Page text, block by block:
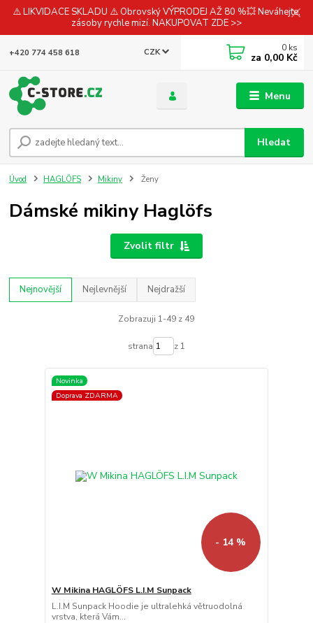
⚠️ LIKVIDACE SKLADU ⚠️ Obrovský VÝPRODEJ AŽ 80 %💥 Neváhejte,
zásoby rychle mizí. NAKUPOVAT ZDE >>
Menu
CZK
Hledat
+420 774 458 618 0 ks
za 0,00 Kč
Úvod HAGLÖFS Mikiny Ženy
Dámské mikiny Haglöfs
Zvolit filtr
Nejnovější Nejlevnější Nejdražší
Zobrazuji 1-49 z 49
strana z 1
Novinka
Doprava ZDARMA
- 14 %
W Mikina HAGLÖFS L.I.M Sunpack
L.I.M Sunpack Hoodie je ultralehká větruodolná
vrstva, která Vám...